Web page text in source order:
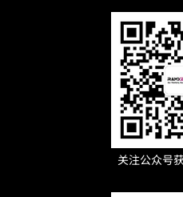
关注公众号